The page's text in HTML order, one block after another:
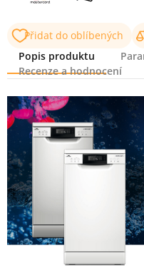
Přidat do oblíbených
Popis produktu
Recenze a hodnocení
Popis produktu